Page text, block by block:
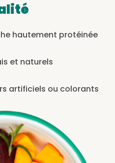
hautement protéinée
et naturels
artificiels ou colorants